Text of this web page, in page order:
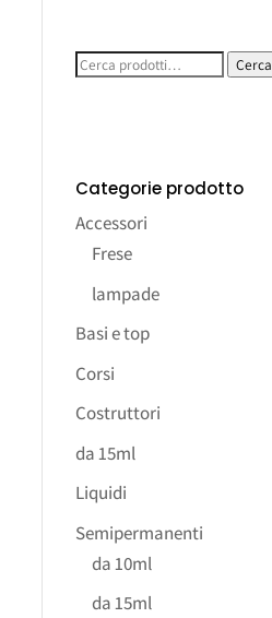
Cerca: Cerca
Categorie prodotto
Accessori
Frese
lampade
Basi e top
Corsi
Costruttori
da 15ml
Liquidi
Semipermanenti
da 10ml
da 15ml